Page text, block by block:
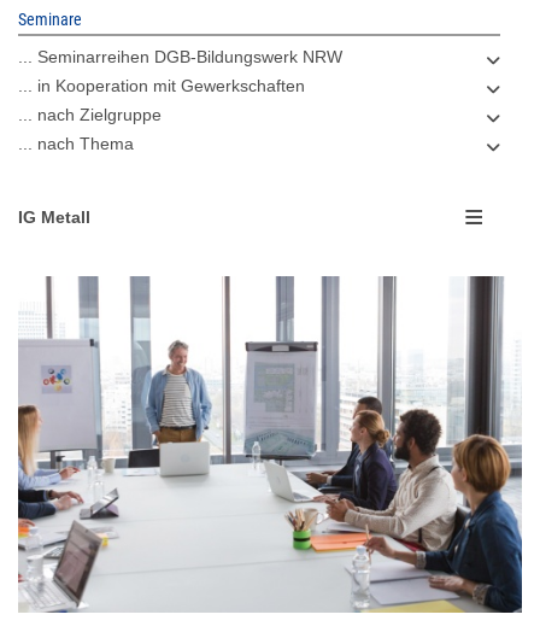
Seminare
... Seminarreihen DGB-Bildungswerk NRW
... in Kooperation mit Gewerkschaften
... nach Zielgruppe
... nach Thema
IG Metall